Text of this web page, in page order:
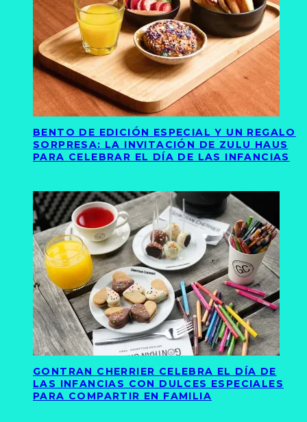
BENTO DE EDICIÓN ESPECIAL Y UN REGALO
SORPRESA: LA INVITACIÓN DE ZULU HAUS
PARA CELEBRAR EL DÍA DE LAS INFANCIAS
GONTRAN CHERRIER CELEBRA EL DÍA DE
LAS INFANCIAS CON DULCES ESPECIALES
PARA COMPARTIR EN FAMILIA